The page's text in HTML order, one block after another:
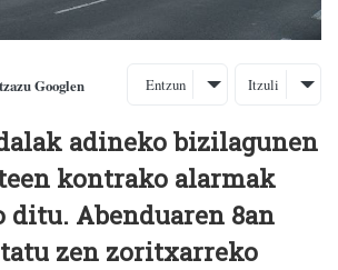
Googlen Entzun Itzuli
adineko bizilagunen
kontrako alarmak
ditu. Abenduaren 8an
zen zoritxarreko